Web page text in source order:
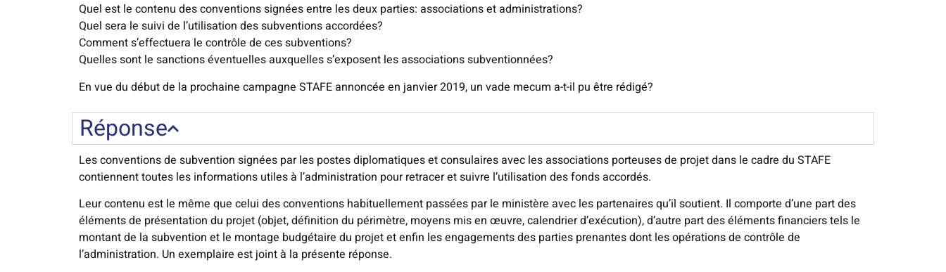
Quel est le contenu des conventions signées entre les deux parties: associations et administrations?
Quel sera le suivi de l’utilisation des subventions accordées?
Comment s’effectuera le contrôle de ces subventions?
Quelles sont le sanctions éventuelles auxquelles s’exposent les associations subventionnées?
En vue du début de la prochaine campagne STAFE annoncée en janvier 2019, un vade mecum a-t-il pu être rédigé?
Réponse
Les conventions de subvention signées par les postes diplomatiques et consulaires avec les associations porteuses de projet dans le cadre du STAFE
contiennent toutes les informations utiles à l’administration pour retracer et suivre l’utilisation des fonds accordés.
Leur contenu est le même que celui des conventions habituellement passées par le ministère avec les partenaires qu’il soutient. Il comporte d’une part des
éléments de présentation du projet (objet, définition du périmètre, moyens mis en œuvre, calendrier d’exécution), d’autre part des éléments financiers tels le
montant de la subvention et le montage budgétaire du projet et enfin les engagements des parties prenantes dont les opérations de contrôle de
l’administration. Un exemplaire est joint à la présente réponse.